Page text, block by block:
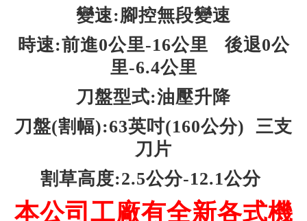
變速:腳控無段變速
時速:前進0公里-16公里 後退0公
里-6.4公里
刀盤型式:油壓升降
刀盤(割幅):63英吋(160公分) 三支
刀片
割草高度:2.5公分-12.1公分
本公司工廠有全新各式機